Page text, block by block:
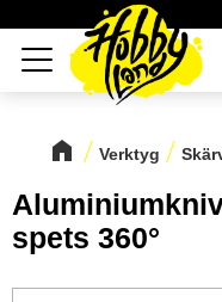
Meny
Verktyg
spets 360°